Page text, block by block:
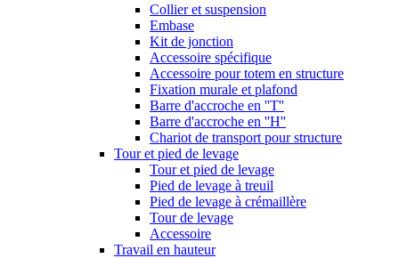
Collier et suspension
Embase
Kit de jonction
Accessoire spécifique
Accessoire pour totem en structure
Fixation murale et plafond
Barre d'accroche en ''T''
Barre d'accroche en ''H''
Chariot de transport pour structure
Tour et pied de levage
Tour et pied de levage
Pied de levage à treuil
Pied de levage à crémaillère
Tour de levage
Accessoire
Travail en hauteur